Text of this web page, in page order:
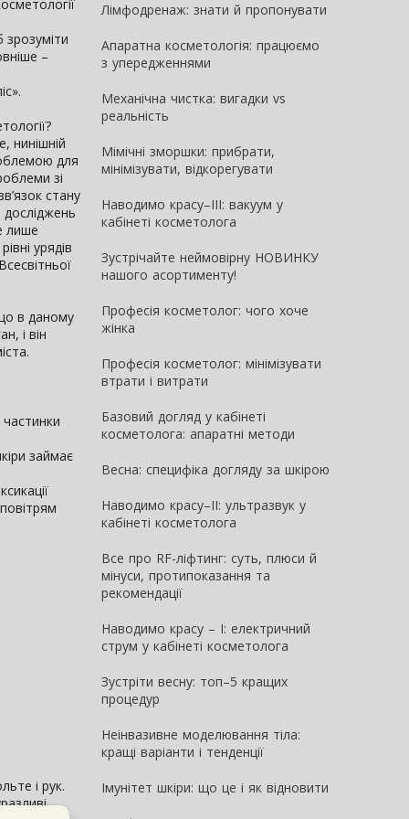
Лімфодренаж: знати й пропонувати
Апаратна косметологія: працюємо
з упередженнями
Механічна чистка: вигадки vs
реальність
Мімічні зморшки: прибрати,
мінімізувати, відкорегувати
Наводимо красу–III: вакуум у
кабінеті косметолога
Зустрічайте неймовірну НОВИНКУ
нашого асортименту!
Професія косметолог: чого хоче
жінка
Професія косметолог: мінімізувати
втрати і витрати
Базовий догляд у кабінеті
косметолога: апаратні методи
Весна: специфіка догляду за шкірою
Наводимо красу–II: ультразвук у
кабінеті косметолога
Все про RF-ліфтинг: суть, плюси й
мінуси, протипоказання та
рекомендації
Наводимо красу – I: електричний
струм у кабінеті косметолога
Зустріти весну: топ–5 кращих
процедур
Неінвазивне моделювання тіла:
кращі варіанти і тенденції
Імунітет шкіри: що це і як відновити
–
нинішній
для
зі
стану
досліджень
лише
урядів
в даному
і він
займає
і рук.